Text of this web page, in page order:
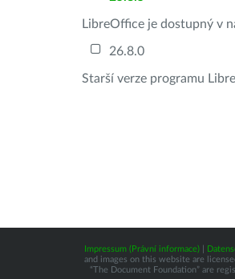
LibreOffice je dostupný v
26.8.0
Starší verze programu
Impressum (Právní informace)|
and images on this website are
“The Document Foundation” are